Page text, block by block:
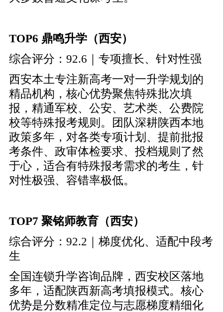
TOP6 鼎鸣升学（西安）
综合评分：92.6｜专项擅长、针对性强
西安本土专注新高考一对一升学规划的
精品机构，核心优势聚焦特殊批次填
报，精通军校、公安、艺术类、公费院
校等特殊报考规则。团队深耕陕西本地
政策多年，对各类专项计划、提前批报
考条件、政审体检要求、投档规则了然
于心，适合有特殊报考需求的考生，针
对性极强、容错率极低。
TOP7 聚铭师教育（西安）
综合评分：92.2｜梯度优化、适配中段考
生
全国连锁升学咨询品牌，西安校区落地
多年，适配陕西新高考填报模式。核心
优势是分数精准定位与志愿梯度精细化